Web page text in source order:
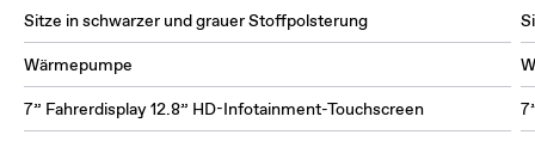
Sitze in schwarzer und grauer Stoffpolsterung
Wärmepumpe
7” Fahrerdisplay 12.8” HD-Infotainment-Touchscreen